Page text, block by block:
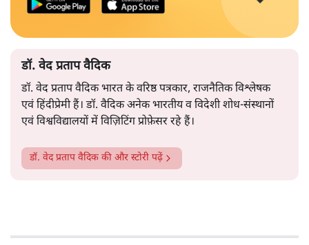
डॉ. वेद प्रताप वैदिक
डॉ. वेद प्रताप वैदिक भारत के वरिष्ठ पत्रकार, राजनैतिक विश्लेषक
एवं हिंदीप्रेमी हैं। डॉ. वैदिक अनेक भारतीय व विदेशी शोध-संस्थानों
एवं विश्वविद्यालयों में विज़िटिंग प्रोफ़ेसर रहे हैं।
डॉ. वेद प्रताप वैदिक की और स्टोरी पढ़ें